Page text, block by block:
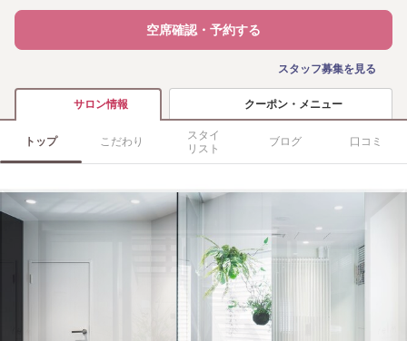
空席確認・予約する
スタッフ募集を見る
サロン情報 クーポン・メニュー
トップ こだわり
スタイ
リスト
ブログ 口コミ